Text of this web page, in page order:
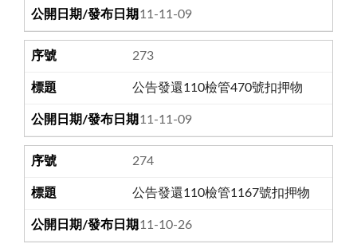
111-11-09
273
公告發還110檢管470號扣押物
111-11-09
274
公告發還110檢管1167號扣押物
111-10-26